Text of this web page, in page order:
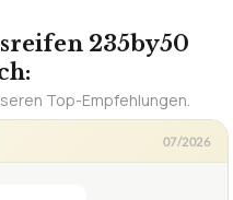
235by50
Top-Empfehlungen.
07/2026